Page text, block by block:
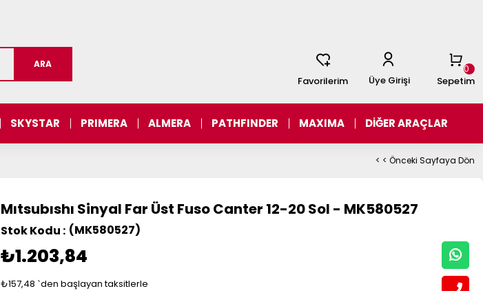
Sepetim
0
Favorilerim
Üye Girişi
SKYSTAR PRIMERA ALMERA PATHFINDER MAXIMA DİĞER ARAÇLAR
< < Önceki Sayfaya Dön
Mıtsubıshı Sinyal Far Üst Fuso Canter 12-20 Sol - MK580527
(MK580527)
₺1.203,84
₺157,48 `den başlayan taksitlerle